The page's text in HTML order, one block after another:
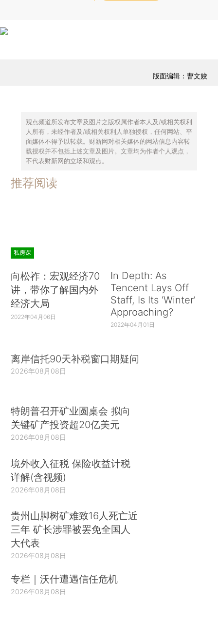
版面编辑：曹文姣
观点频道所发布文章及图片之版权属作者本人及/或相关权利
人所有，未经作者及/或相关权利人单独授权，任何网站、平
面媒体不得予以转载。财新网对相关媒体的网站信息内容转
载授权并不包括上述文章及图片。文章均为作者个人观点，
不代表财新网的立场和观点。
推荐阅读
私房课
向松祚：宏观经济70
讲，带你了解国内外
经济大局
2022年04月06日
In Depth: As
Tencent Lays Off
Staff, Is Its ‘Winter’
Approaching?
2022年04月01日
离岸信托90天补税窗口期疑问
2026年08月08日
特朗普召开矿业圆桌会 拟向
关键矿产投资超20亿美元
2026年08月08日
境外收入征税 保险收益计税
详解(含视频)
2026年08月08日
贵州山脚树矿难致16人死亡近
三年 矿长涉罪被罢免全国人
大代表
2026年08月08日
专栏｜沃什遭遇信任危机
2026年08月08日